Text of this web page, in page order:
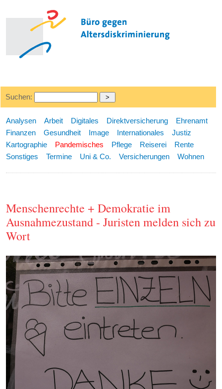
Suchen:
Analysen Arbeit Digitales Direktversicherung
Ehrenamt
Finanzen
Gesundheit Image Internationales
Justiz
Kartographie
Pandemisches Pflege Reiserei
Rente
Sonstiges
Termine Uni & Co. Versicherungen Wohnen
Menschenrechte + Demokratie im
Ausnahmezustand - Juristen melden sich zu
Wort